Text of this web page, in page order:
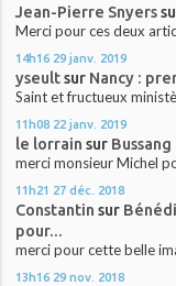
Jean-Pierre Snyers
Merci pour ces deux
14h16 29 janv. 2019
yseultsur Nancy :
Saint et fructueux
11h08 22 janv. 2019
le lorrain sur
merci monsieur Michel
11h21 27 déc. 2018
Constantin sur
pour...
merci pour cette belle
13h16 29 nov. 2018